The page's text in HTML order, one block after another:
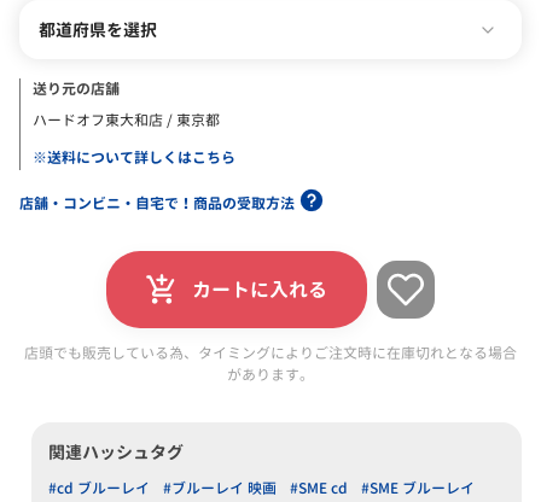
都道府県を選択
送り元の店舗
ハードオフ東大和店 / 東京都
※送料について詳しくはこちら
店舗・コンビニ・自宅で！商品の受取方法
カートに入れる
店頭でも販売している為、タイミングによりご注文時に在庫切れとなる場合
があります。
関連ハッシュタグ
#cd ブルーレイ #ブルーレイ 映画 #SME cd
#SME ブルーレイ